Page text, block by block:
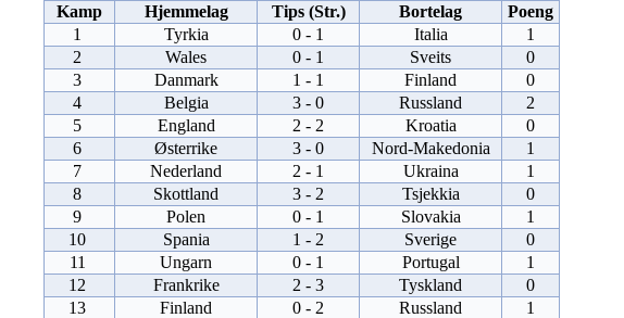
Kamp Hjemmelag Tips (Str.) Bortelag
Poeng
1
Tyrkia 0 - 1 Italia
1
2
Wales 0 - 1 Sveits
0
3
Danmark 1 - 1 Finland
0
4
Belgia 3 - 0 Russland
2
5
England 2 - 2 Kroatia
0
6
Østerrike 3 - 0 Nord-Makedonia
1
7
Nederland 2 - 1 Ukraina
1
8
Skottland 3 - 2 Tsjekkia
0
9
Polen 0 - 1 Slovakia
1
10
Spania 1 - 2 Sverige
0
11
Ungarn 0 - 1 Portugal
1
12
Frankrike 2 - 3 Tyskland
0
13
Finland 0 - 2 Russland
1